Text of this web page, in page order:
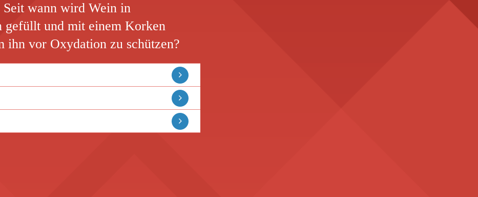
Seit wann wird Wein in
gefüllt und mit einem Korken
ihn vor Oxydation zu schützen?